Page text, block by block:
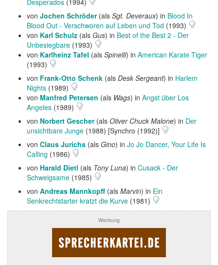
Desperados (1994)
von Jochen Schröder(als Sgt. Deveraux) in Blood In
Blood Out - Verschworen auf Leben und Tod (1993)
von Karl Schulz (als Gus) in Best of the Best 2 - Der
Unbesiegbare (1993)
von Karlheinz Tafel (als Spinelli) in American Karate Tiger
(1993)
von Frank-Otto Schenk (als Desk Sergeant) in Harlem
Nights (1989)
von Manfred Petersen (als Wags) in Angst über Los
Angeles (1989)
von Norbert Gescher(als Oliver Chuck Malone) in Der
unsichtbare Junge (1988) [Synchro (1992)]
von Claus Jurichs (als Gino) in Jo Jo Dancer, Your Life Is
Calling (1986)
von Harald Dietl (als Tony Luna) in Cusack - Der
Schweigsame (1985)
von Andreas Mannkopff (als Marvin) in Ein
Senkrechtstarter kratzt die Kurve (1981)
Werbung